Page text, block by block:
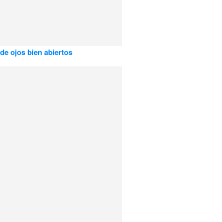
ojos bien abiertos